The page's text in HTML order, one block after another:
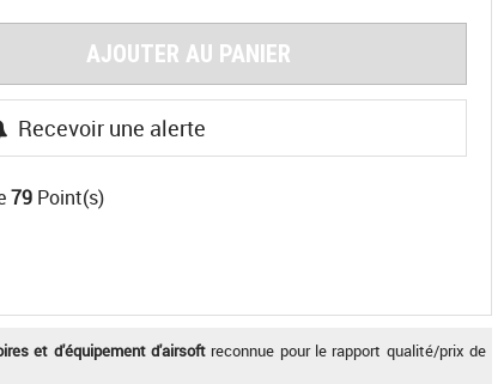
AJOUTER AU PANIER
Recevoir une alerte
79 Point(s)
et d'équipement d'airsoftreconnue pour le rapport qualité/prix de